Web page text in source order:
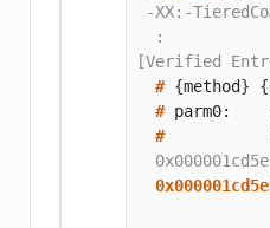
-XX:-
  :
  #
{method} {
  #
  #